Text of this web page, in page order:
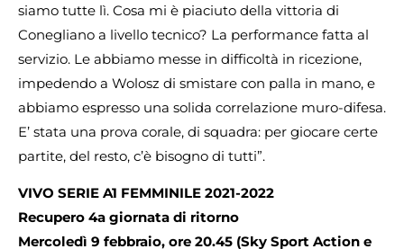
siamo tutte lì. Cosa mi è piaciuto della vittoria di
Conegliano a livello tecnico? La performance fatta al
servizio. Le abbiamo messe in difficoltà in ricezione,
impedendo a Wolosz di smistare con palla in mano, e
abbiamo espresso una solida correlazione muro-difesa.
E’ stata una prova corale, di squadra: per giocare certe
partite, del resto, c’è bisogno di tutti”.
VIVO SERIE A1 FEMMINILE 2021-2022
Recupero 4a giornata di ritorno
Mercoledì 9 febbraio, ore 20.45 (Sky Sport Action e